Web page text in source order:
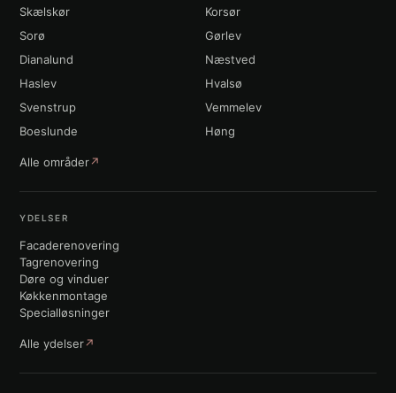
Skælskør
Korsør
Sorø
Gørlev
Dianalund
Næstved
Haslev
Hvalsø
Svenstrup
Vemmelev
Boeslunde
Høng
Alle områder↗
YDELSER
Facaderenovering
Tagrenovering
Døre og vinduer
Køkkenmontage
Specialløsninger
Alle ydelser↗